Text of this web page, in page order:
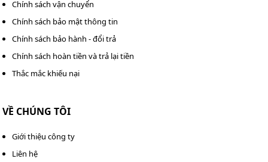
Chính sách vận chuyển
Chính sách bảo mật thông tin
Chính sách bảo hành - đổi trả
Chính sách hoàn tiền và trả lại tiền
Thắc mắc khiếu nại
VỀ CHÚNG TÔI
Giới thiệu công ty
Liên hệ